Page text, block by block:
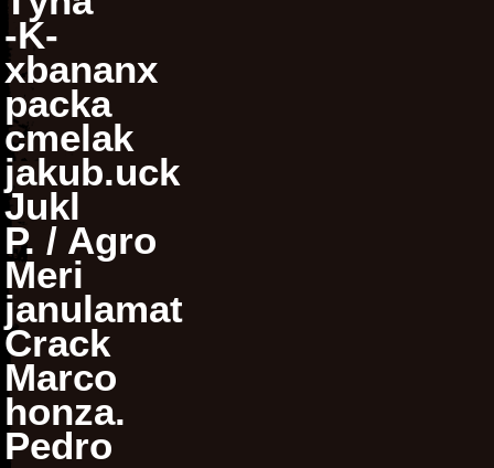
-K-
xbananx
packa
cmelak
jakub.uck
Jukl
P. / Agro
Meri
janulamat
Crack
Marco
honza.
Pedro